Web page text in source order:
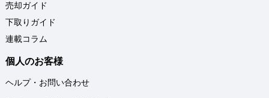
売却ガイド
下取りガイド
連載コラム
個人のお客様
ヘルプ・お問い合わせ